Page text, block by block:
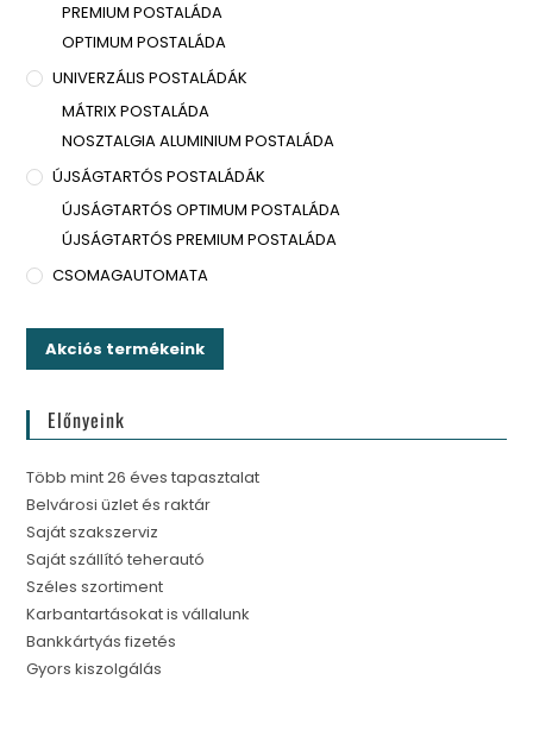
PREMIUM POSTALÁDA
OPTIMUM POSTALÁDA
UNIVERZÁLIS POSTALÁDÁK
MÁTRIX POSTALÁDA
NOSZTALGIA ALUMINIUM POSTALÁDA
ÚJSÁGTARTÓS POSTALÁDÁK
ÚJSÁGTARTÓS OPTIMUM POSTALÁDA
ÚJSÁGTARTÓS PREMIUM POSTALÁDA
CSOMAGAUTOMATA
Akciós termékeink
Előnyeink
Több mint 26 éves tapasztalat
Belvárosi üzlet és raktár
Saját szakszerviz
Saját szállító teherautó
Széles szortiment
Karbantartásokat is vállalunk
Bankkártyás fizetés
Gyors kiszolgálás